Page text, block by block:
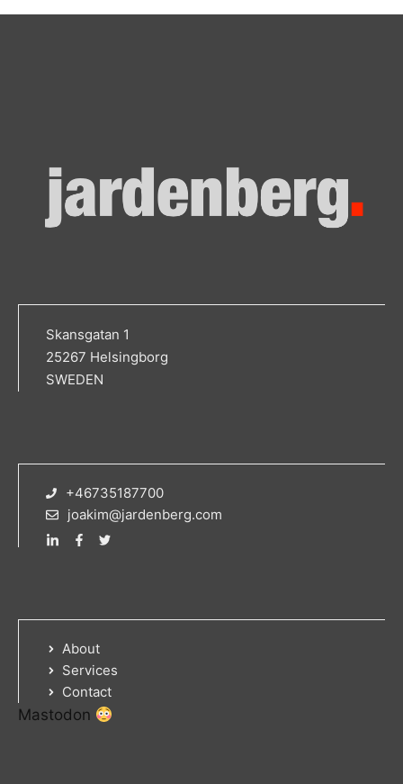
Skansgatan 1
25267 Helsingborg
SWEDEN
+46735187700
joakim@jardenberg.com
About
Services
Contact
Mastodon